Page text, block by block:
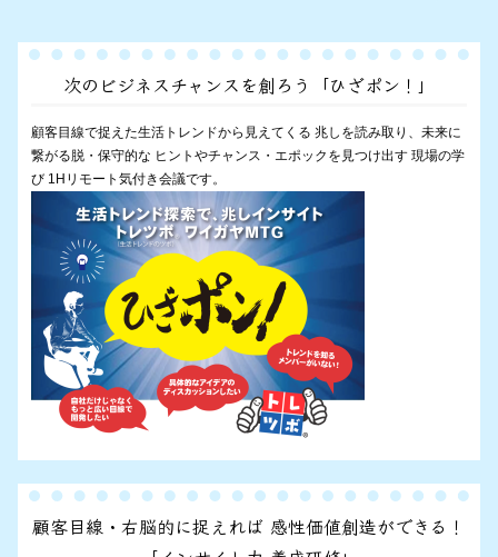
次のビジネスチャンスを創ろう「ひざポン！」
顧客目線で捉えた生活トレンドから見えてくる 兆しを読み取り、未来に
繋がる脱・保守的な ヒントやチャンス・エポックを見つけ出す 現場の学
び 1Hリモート気付き会議です。
顧客目線・右脳的に捉えれば 感性価値創造ができる！